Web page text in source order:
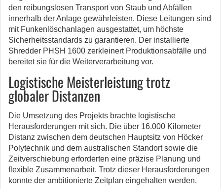
den reibungslosen Transport von Staub und Abfällen
innerhalb der Anlage gewährleisten. Diese Leitungen sind
mit Funkenlöschanlagen ausgestattet, um höchste
Sicherheitsstandards zu garantieren. Der installierte
Shredder PHSH 1600 zerkleinert Produktionsabfälle und
bereitet sie für die Weiterverarbeitung vor.
Logistische Meisterleistung trotz
globaler Distanzen
Die Umsetzung des Projekts brachte logistische
Herausforderungen mit sich. Die über 16.000 Kilometer
Distanz zwischen dem deutschen Hauptsitz von Höcker
Polytechnik und dem australischen Standort sowie die
Zeitverschiebung erforderten eine präzise Planung und
flexible Zusammenarbeit. Trotz dieser Herausforderungen
konnte der ambitionierte Zeitplan eingehalten werden.